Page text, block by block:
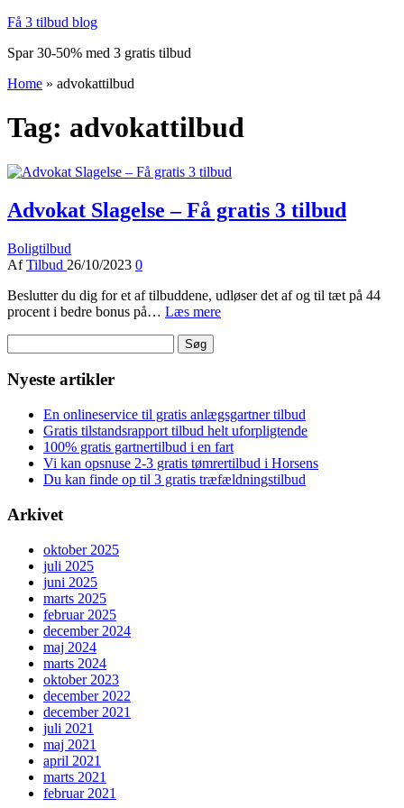
Få 3 tilbud blog
Spar 30-50% med 3 gratis tilbud
Home » advokattilbud
Tag: advokattilbud
Advokat Slagelse – Få gratis 3 tilbud
Boligtilbud
Af Tilbud 26/10/2023 0
Beslutter du dig for et af tilbuddene, udløser det af og til tæt på 44
procent i bedre bonus på… Læs mere
efter:
Nyeste artikler
En onlineservice til gratis anlægsgartner tilbud
Gratis tilstandsrapport tilbud helt uforpligtende
100% gratis gartnertilbud i en fart
Vi kan opsnuse 2-3 gratis tømrertilbud i Horsens
Du kan finde op til 3 gratis træfældningstilbud
Arkivet
oktober 2025
juli 2025
juni 2025
marts 2025
februar 2025
december 2024
maj 2024
marts 2024
oktober 2023
december 2022
december 2021
juli 2021
maj 2021
april 2021
marts 2021
februar 2021